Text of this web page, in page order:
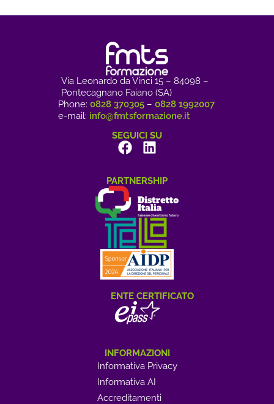
Via Leonardo da Vinci 15 – 84098 –
Pontecagnano Faiano (SA)
Phone: 0828 370305 – 0828 1992007
e-mail: info@fmtsformazione.it
SEGUICI SU
PARTNERSHIP
ENTE CERTIFICATO
INFORMAZIONI
Informativa Privacy
Informativa AI
Accreditamenti